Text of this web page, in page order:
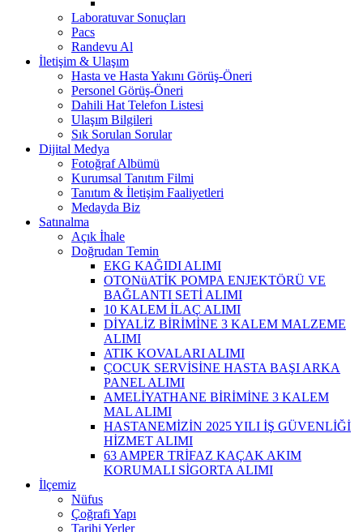
Laboratuvar Sonuçları
Pacs
Randevu Al
İletişim & Ulaşım
Hasta ve Hasta Yakını Görüş-Öneri
Personel Görüş-Öneri
Dahili Hat Telefon Listesi
Ulaşım Bilgileri
Sık Sorulan Sorular
Dijital Medya
Fotoğraf Albümü
Kurumsal Tanıtım Filmi
Tanıtım & İletişim Faaliyetleri
Medayda Biz
Satınalma
Açık İhale
Doğrudan Temin
EKG KAĞIDI ALIMI
OTONüATİK POMPA ENJEKTÖRÜ VE
BAĞLANTI SETİ ALIMI
10 KALEM İLAÇ ALIMI
DİYALİZ BİRİMİNE 3 KALEM MALZEME
ALIMI
ATIK KOVALARI ALIMI
ÇOCUK SERVİSİNE HASTA BAŞI ARKA
PANEL ALIMI
AMELİYATHANE BİRİMİNE 3 KALEM
MAL ALIMI
HASTANEMİZİN 2025 YILI İŞ GÜVENLİĞİ
HİZMET ALIMI
63 AMPER TRİFAZ KAÇAK AKIM
KORUMALI SİGORTA ALIMI
İlçemiz
Nüfus
Çoğrafi Yapı
Tarihi Yerler